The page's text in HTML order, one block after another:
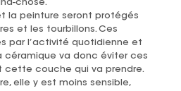
chose.
la peinture seront protégés
et les tourbillons. Ces
par l’activité quotidienne et
céramique va donc éviter ces
cette couche qui va prendre.
elle y est moins sensible,